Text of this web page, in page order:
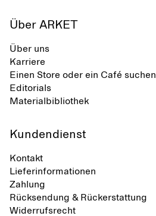
Über ARKET
Über uns
Karriere
Einen Store oder ein Café suchen
Editorials
Materialbibliothek
Kundendienst
Kontakt
Lieferinformationen
Zahlung
Rücksendung & Rückerstattung
Widerrufsrecht